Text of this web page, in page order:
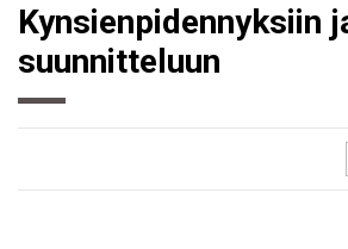
Kynsienpidennyksiin
suunnitteluun